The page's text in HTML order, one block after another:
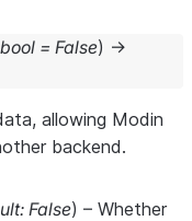
bool = False) →
allowing Modin
backend.
False) – Whether